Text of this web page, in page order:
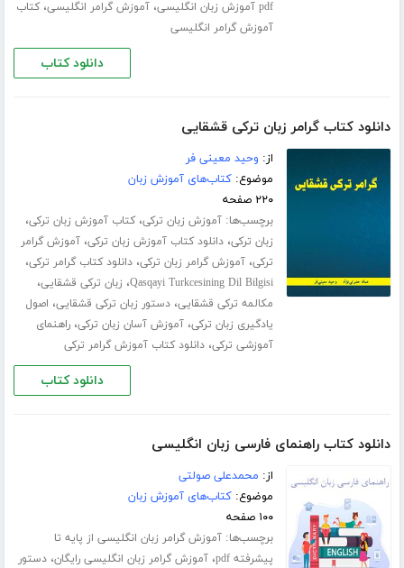
pdf آموزش زبان انگلیسی ،آموزش گرامر انگلیسی،کتاب
آموزش گرامر انگلیسی
دانلود کتاب
دانلود کتاب گرامر زبان ترکی قشقایی
از: وحید معینی فر
موضوع:کتاب‌های آموزش زبان
۲۲۰ صفحه
برچسب‌ها:آموزش زبان ترکی،کتاب آموزش زبان ترکی،
زبان ترکی،دانلود کتاب آموزش زبان ترکی،آموزش گرامر
ترکی،آموزش گرامر زبان ترکی،دانلود کتاب گرامر ترکی،
Qasqayi Turkcesining Dil Bilgisi، زبان ترکی قشقایی،
مکالمه ترکی قشقایی،دستور زبان ترکی قشقایی، اصول
یادگیری زبان ترکی،آموزش آسان زبان ترکی،راهنمای
آموزشی ترکی،دانلود کتاب آموزش گرامر ترکی
دانلود کتاب
دانلود کتاب راهنمای فارسی زبان انگلیسی
از: محمدعلی صولتی
موضوع:کتاب‌های آموزش زبان
۱۰۰ صفحه
برچسب‌ها:آموزش گرامر زبان انگلیسی از پایه تا
پیشرفته pdf
،آموزش گرامر زبان انگلیسی رایگان،دستور